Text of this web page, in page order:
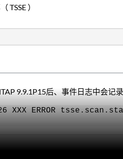
TSSE ）
9.9.1P15后、事件日志中会记录
XXX ERROR